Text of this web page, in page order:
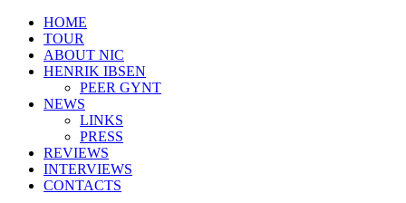
HOME
TOUR
ABOUT NIC
HENRIK IBSEN
PEER GYNT
NEWS
LINKS
PRESS
REVIEWS
INTERVIEWS
CONTACTS